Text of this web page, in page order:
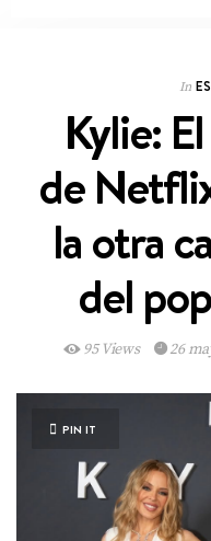
In
Kylie:
de
la otra
del
95 Views 26
PIN IT